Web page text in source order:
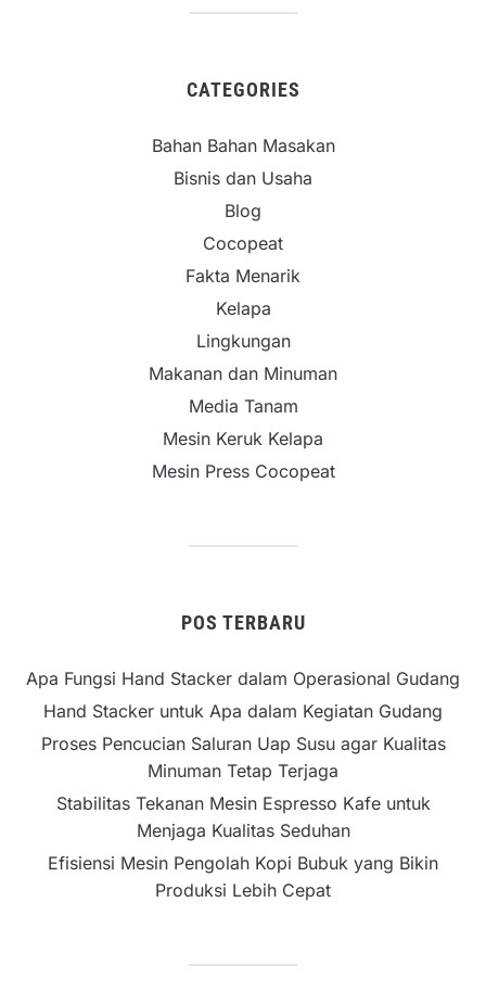
CATEGORIES
Bahan Bahan Masakan
Bisnis dan Usaha
Blog
Cocopeat
Fakta Menarik
Kelapa
Lingkungan
Makanan dan Minuman
Media Tanam
Mesin Keruk Kelapa
Mesin Press Cocopeat
POS TERBARU
Apa Fungsi Hand Stacker dalam Operasional Gudang
Hand Stacker untuk Apa dalam Kegiatan Gudang
Proses Pencucian Saluran Uap Susu agar Kualitas
Minuman Tetap Terjaga
Stabilitas Tekanan Mesin Espresso Kafe untuk
Menjaga Kualitas Seduhan
Efisiensi Mesin Pengolah Kopi Bubuk yang Bikin
Produksi Lebih Cepat